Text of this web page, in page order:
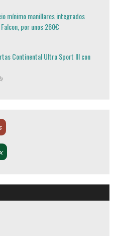
mínimo manillares integrados
por unos 260€
Continental Ultra Sport III con